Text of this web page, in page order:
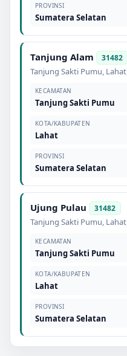
PROVINSI
Sumatera Selatan
Tanjung Alam 31482
Tanjung Sakti Pumu, Lahat
KECAMATAN
Tanjung Sakti Pumu
KOTA/KABUPATEN
Lahat
PROVINSI
Sumatera Selatan
Ujung Pulau 31482
Tanjung Sakti Pumu, Lahat
KECAMATAN
Tanjung Sakti Pumu
KOTA/KABUPATEN
Lahat
PROVINSI
Sumatera Selatan